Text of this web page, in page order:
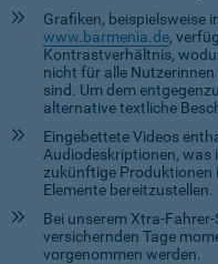
Grafiken, beispielsweise
www.barmenia.de,
Kontrastverhältnis,
nicht für alle
sind. Um dem
alternative textliche
Eingebettete Videos
Audiodeskriptionen, was
zukünftige Produktionen
Elemente bereitzustellen.
Bei unserem Xtra-
versichernden Tage
vorgenommen werden.